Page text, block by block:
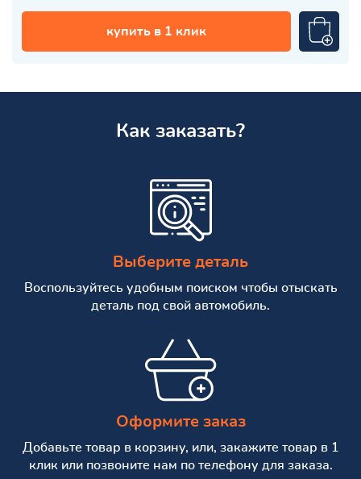
купить в 1 клик
Как заказать?
Выберите деталь
Воспользуйтесь удобным поиском чтобы отыскать
деталь под свой автомобиль.
Оформите заказ
Добавьте товар в корзину, или, закажите товар в 1
клик или позвоните нам по телефону для заказа.